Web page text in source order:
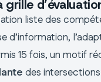
liste des
d’information,
15 fois, un motif
des